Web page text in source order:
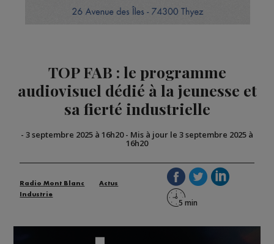
TOP FAB : le programme
audiovisuel dédié à la jeunesse et
sa fierté industrielle
- 3 septembre 2025 à 16h20- Mis à jour le 3 septembre 2025 à
16h20
Radio Mont Blanc
Actus
Industrie